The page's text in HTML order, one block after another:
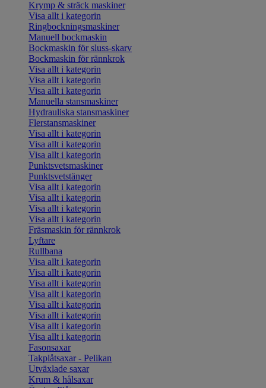
Krymp & sträck maskiner
Visa allt i kategorin
Ringbockningsmaskiner
Manuell bockmaskin
Bockmaskin för sluss-skarv
Bockmaskin för rännkrok
Visa allt i kategorin
Visa allt i kategorin
Visa allt i kategorin
Manuella stansmaskiner
Hydrauliska stansmaskiner
Flerstansmaskiner
Visa allt i kategorin
Visa allt i kategorin
Visa allt i kategorin
Punktsvetsmaskiner
Punktsvetstänger
Visa allt i kategorin
Visa allt i kategorin
Visa allt i kategorin
Visa allt i kategorin
Fräsmaskin för rännkrok
Lyftare
Rullbana
Visa allt i kategorin
Visa allt i kategorin
Visa allt i kategorin
Visa allt i kategorin
Visa allt i kategorin
Visa allt i kategorin
Visa allt i kategorin
Visa allt i kategorin
Fasonsaxar
Takplåtsaxar - Pelikan
Utväxlade saxar
Krum & hålsaxar